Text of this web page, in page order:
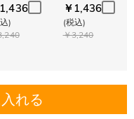
)
￥1,436
(税込)
￥3,240
れる